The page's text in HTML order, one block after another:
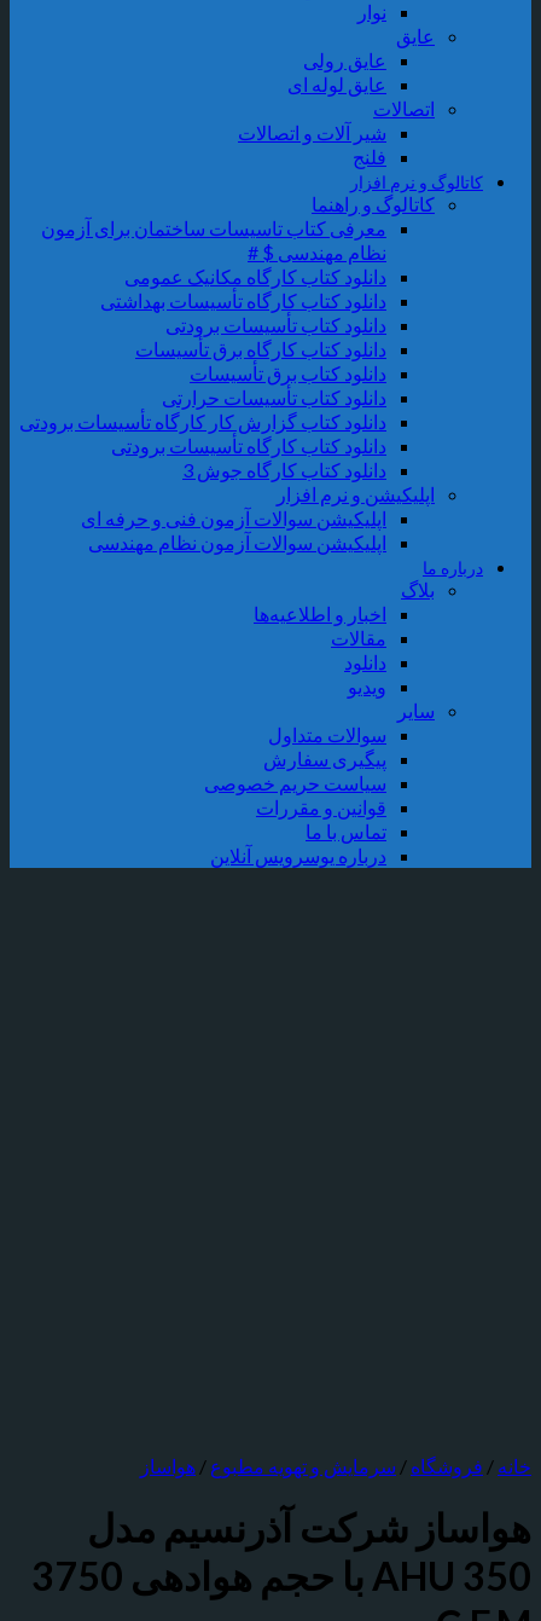
عایق رولی
عایق لوله ای
اتصالات
شیر آلات و اتصالات
و نرم افزار
کاتالوگ و راهنما
معرفی کتاب تاسیسات ساختمان برای آزمون
نظام مهندسی $ #
دانلود کتاب کارگاه مکانیک عمومی
دانلود کتاب کارگاه تأسیسات بهداشتی
دانلود کتاب تأسیسات برودتی
دانلود کتاب کارگاه برق تأسیسات
دانلود کتاب برق تأسیسات
دانلود کتاب تأسیسات حرارتی
دانلود کتاب گزارش کار کارگاه تأسیسات برودتی
دانلود کتاب کارگاه تأسیسات برودتی
دانلود کتاب کارگاه جوش 3
اپلیکیشن و نرم افزار
اپلیکیشن سوالات آزمون فنی و حرفه ای
اپلیکیشن سوالات آزمون نظام مهندسی
ما
اخبار و اطلاعیه‌ها
مقالات
دانلود
سوالات متداول
پیگیری سفارش
سیاست حریم خصوصی
قوانین و مقررات
تماس با ما
درباره یوسرویس آنلاین
/سرمایش و تهویه مطبوع /هواساز
شرکت آذرنسيم مدل
AHU 350 با حجم هوادهی 3750